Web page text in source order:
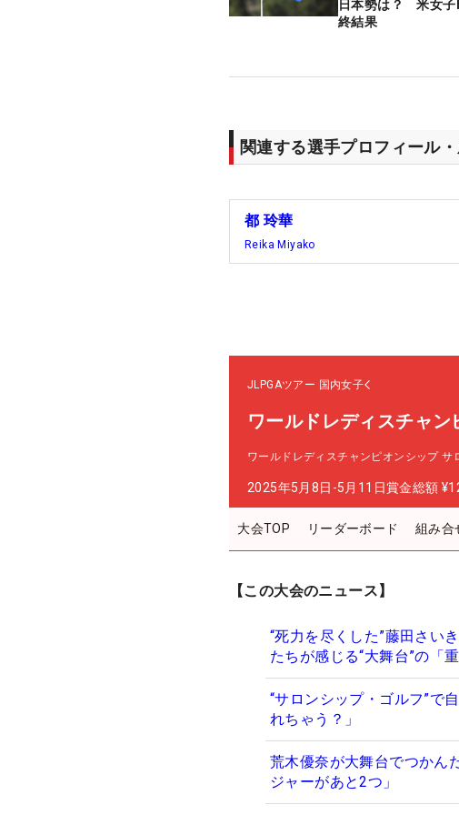
日本勢は？ 米女子
終結果
関連する選手プロフィール
都 玲華
Reika Miyako
JLPGAツアー 国内女子
ワールドレディスチャ
ワールドレディスチャンピオンシップ サ
2025年5月8日-5月11日賞金総額
大会TOP リーダーボード 組み合
【この大会のニュース】
“死力を尽くした”藤田さ
たちが感じる“大舞台”の「
“サロンシップ・ゴルフ”で
れちゃう？」
荒木優奈が大舞台でつか
ジャーがあと2つ」